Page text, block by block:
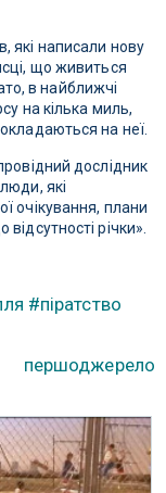
які написали нову
що живиться
в найближчі
на кілька миль,
на неї.
дослідник
які
очікування, плани
річки».
#піратство
першоджерело